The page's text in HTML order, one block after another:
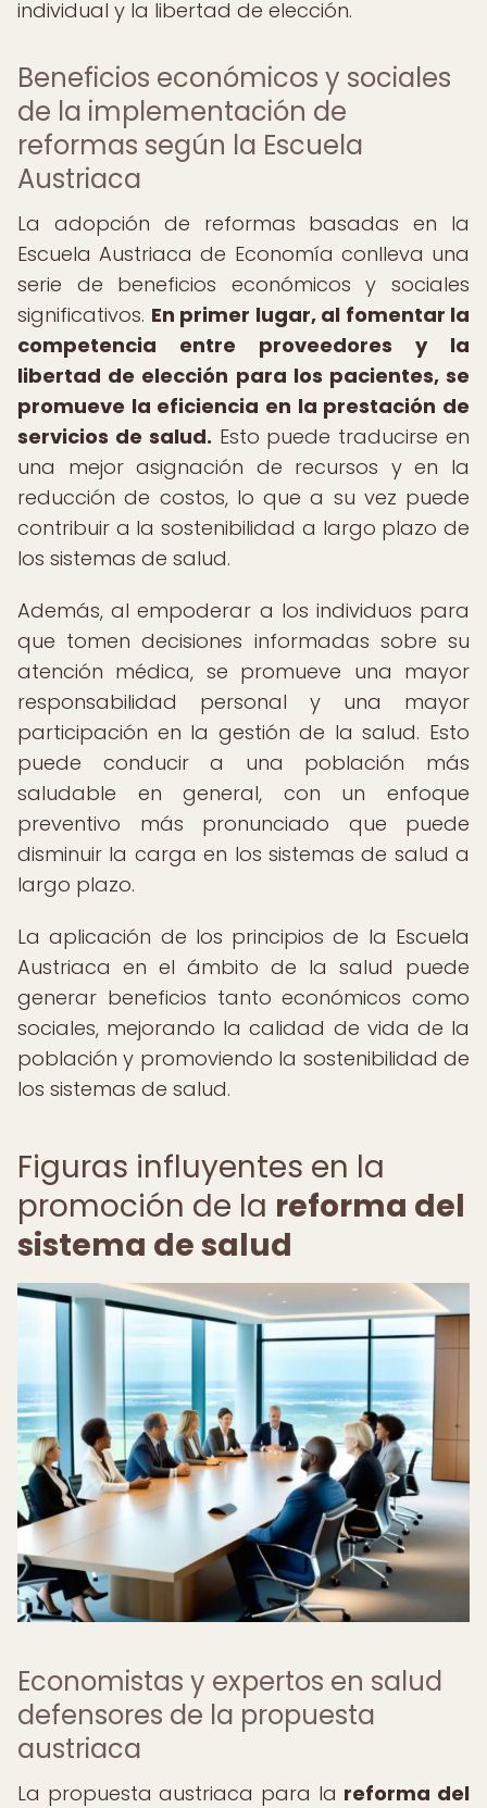
individual y la libertad de elección.
Beneficios económicos y sociales
de la implementación de
reformas según la Escuela
Austriaca
La adopción de reformas basadas en la
Escuela Austriaca de Economía conlleva una
serie de beneficios económicos y sociales
significativos. En primer lugar, al fomentar la
competencia entre proveedores y la
libertad de elección para los pacientes, se
promueve la eficiencia en la prestación de
servicios de salud. Esto puede traducirse en
una mejor asignación de recursos y en la
reducción de costos, lo que a su vez puede
contribuir a la sostenibilidad a largo plazo de
los sistemas de salud.
Además, al empoderar a los individuos para
que tomen decisiones informadas sobre su
atención médica, se promueve una mayor
responsabilidad personal y una mayor
participación en la gestión de la salud. Esto
puede conducir a una población más
saludable en general, con un enfoque
preventivo más pronunciado que puede
disminuir la carga en los sistemas de salud a
largo plazo.
La aplicación de los principios de la Escuela
Austriaca en el ámbito de la salud puede
generar beneficios tanto económicos como
sociales, mejorando la calidad de vida de la
población y promoviendo la sostenibilidad de
los sistemas de salud.
Figuras influyentes en la
promoción de la reforma del
sistema de salud
Economistas y expertos en salud
defensores de la propuesta
austriaca
La propuesta austriaca para la reforma del